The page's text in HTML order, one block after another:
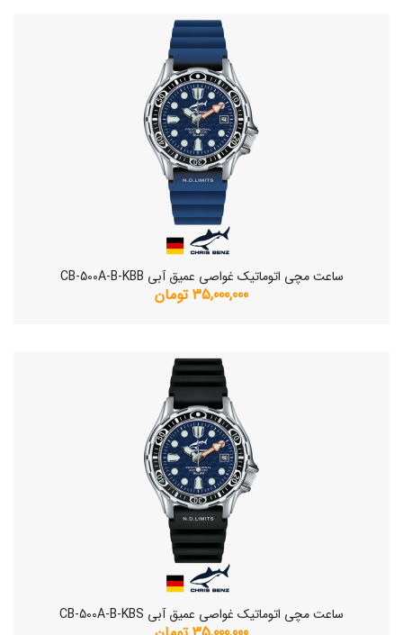
ساعت مچی اتوماتیک غواصی عمیق آبی CB-500A-B-KBB
35,000,000 تومان
ساعت مچی اتوماتیک غواصی عمیق آبی CB-500A-B-KBS